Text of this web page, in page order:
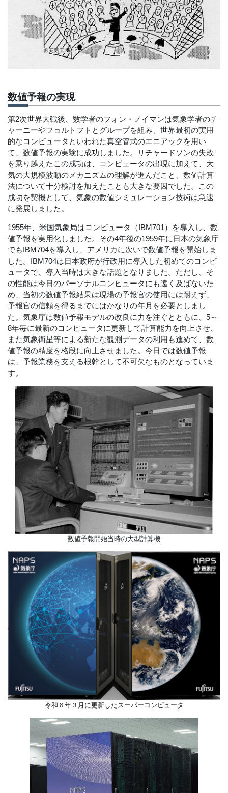
数値予報の実現
第2次世界大戦後、数学者のフォン・ノイマンは気象学者のチ
ャーニーやフョルトフトとグループを組み、世界最初の実用
的なコンピュータといわれた真空管式のエニアックを用い
て、数値予報の実験に成功しました。リチャードソンの失敗
を乗り越えたこの成功は、コンピュータの出現に加えて、大
気の大規模波動のメカニズムの理解が進んだこと、数値計算
法について十分検討を加えたことも大きな要因でした。この
成功を契機として、気象の数値シミュレーション技術は急速
に発展しました。
1955年、米国気象局はコンピュータ（IBM701）を導入し、数
値予報を実用化しました。その4年後の1959年に日本の気象庁
でもIBM704を導入し、アメリカに次いで数値予報を開始しま
した。IBM704は日本政府が行政用に導入した初めてのコンピ
ュータで、導入当時は大きな話題となりました。ただし、そ
の性能は今日のパーソナルコンピュータにも遠く及ばないた
め、当初の数値予報結果は現場の予報官の使用には耐えず、
予報官の信頼を得るまでにはかなりの年月を必要としまし
た。気象庁は数値予報モデルの改良に力を注ぐとともに、5～
8年毎に最新のコンピュータに更新して計算能力を向上させ、
また気象衛星等による新たな観測データの利用も進めて、数
値予報の精度を格段に向上させました。今日では数値予報
は、予報業務を支える根幹として不可欠なものとなっていま
す。
数値予報開始当時の大型計算機
令和６年３月に更新したスーパーコンピュータ